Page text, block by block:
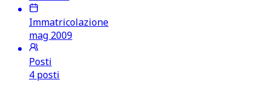
Immatricolazione
mag 2009
Posti
4 posti